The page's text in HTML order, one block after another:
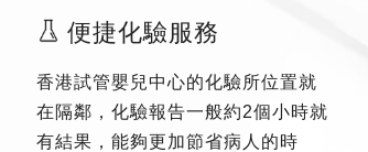
便捷化驗服務
香港試管嬰兒中心的化驗所位置就
在隔鄰，化驗報告一般約2個小時就
有結果，能夠更加節省病人的時